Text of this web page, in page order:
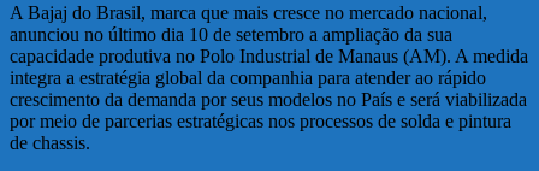
A Bajaj do Brasil, marca que mais cresce no mercado nacional,
anunciou no último dia 10 de setembro a ampliação da sua
capacidade produtiva no Polo Industrial de Manaus (AM). A medida
integra a estratégia global da companhia para atender ao rápido
crescimento da demanda por seus modelos no País e será viabilizada
por meio de parcerias estratégicas nos processos de solda e pintura
de chassis.